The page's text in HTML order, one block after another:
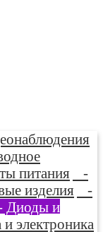
питания
-
изделия
-
Диоды и
электроника